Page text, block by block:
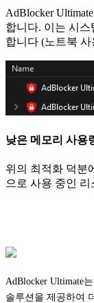
AdBlocker
합니다. 이는 시
합니다 (노트북
낮은 메모리 사용
위의 최적화 덕분
으로 사용 중인
AdBlocker Ultimate
솔루션을 제공하여